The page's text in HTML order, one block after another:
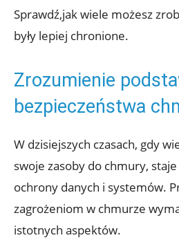
Sprawdź,jak wiele możesz
były lepiej chronione.
Zrozumienie
bezpieczeństwa
W⁢ dzisiejszych czasach, gdy
swoje zasoby do chmury,
ochrony danych i systemów.
zagrożeniom w chmurze
istotnych‌ aspektów.